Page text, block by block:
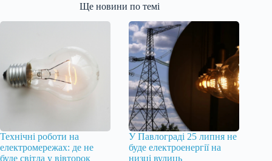
Ще новини по темі
Технічні роботи на
електромережах: де не
буде світла у вівторок
У Павлограді 25 липня не
буде електроенергії на
низці вулиць